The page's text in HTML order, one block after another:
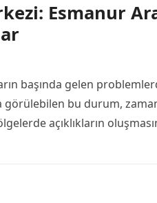
Esmanur
başında gelen
görülebilen bu durum,
açıklıkların